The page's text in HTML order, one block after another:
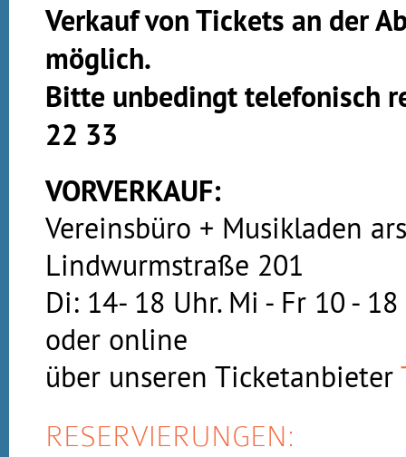
Verkauf von Tickets an der
möglich.
Bitte unbedingt telefonisch
22 33
VORVERKAUF:
Vereinsbüro + Musikladen
Lindwurmstraße 201
Di: 14- 18 Uhr. Mi - Fr 10 -
oder online
über unseren Ticketanbieter
RESERVIERUNGEN: